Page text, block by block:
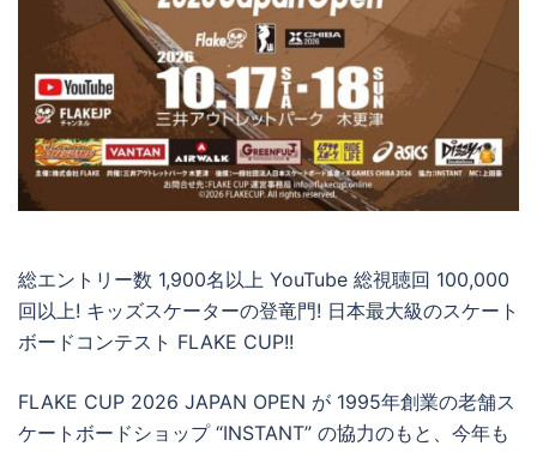
総エントリー数 1,900名以上 YouTube 総視聴回 100,000
回以上! キッズスケーターの登竜門! 日本最大級のスケート
ボードコンテスト FLAKE CUP!!
FLAKE CUP 2026 JAPAN OPEN が 1995年創業の老舗ス
ケートボードショップ “INSTANT” の協力のもと、今年も